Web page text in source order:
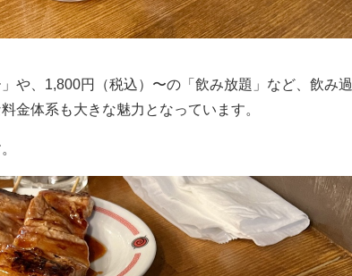
や、1,800円（税込）〜の「飲み放題」など、飲み過
金体系も大きな魅力となっています。